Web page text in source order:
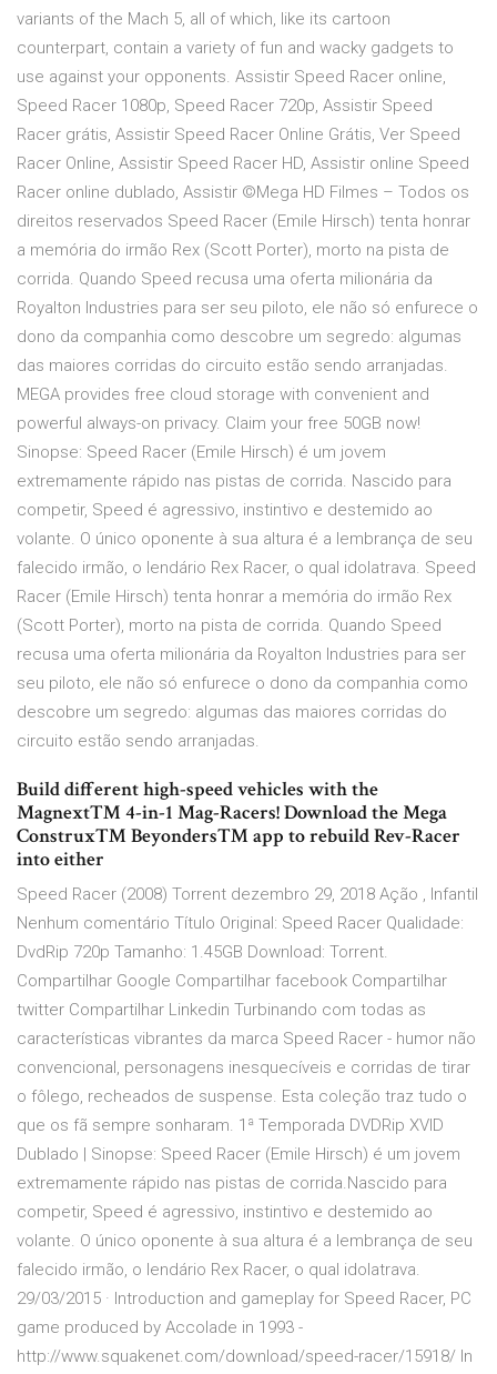
variants of the Mach 5, all of which, like its cartoon
counterpart, contain a variety of fun and wacky gadgets to
use against your opponents. Assistir Speed Racer online,
Speed Racer 1080p, Speed Racer 720p, Assistir Speed
Racer grátis, Assistir Speed Racer Online Grátis, Ver Speed
Racer Online, Assistir Speed Racer HD, Assistir online Speed
Racer online dublado, Assistir ©Mega HD Filmes – Todos os
direitos reservados Speed Racer (Emile Hirsch) tenta honrar
a memória do irmão Rex (Scott Porter), morto na pista de
corrida. Quando Speed recusa uma oferta milionária da
Royalton Industries para ser seu piloto, ele não só enfurece o
dono da companhia como descobre um segredo: algumas
das maiores corridas do circuito estão sendo arranjadas.
MEGA provides free cloud storage with convenient and
powerful always-on privacy. Claim your free 50GB now!
Sinopse: Speed Racer (Emile Hirsch) é um jovem
extremamente rápido nas pistas de corrida. Nascido para
competir, Speed é agressivo, instintivo e destemido ao
volante. O único oponente à sua altura é a lembrança de seu
falecido irmão, o lendário Rex Racer, o qual idolatrava. Speed
Racer (Emile Hirsch) tenta honrar a memória do irmão Rex
(Scott Porter), morto na pista de corrida. Quando Speed
recusa uma oferta milionária da Royalton Industries para ser
seu piloto, ele não só enfurece o dono da companhia como
descobre um segredo: algumas das maiores corridas do
circuito estão sendo arranjadas.
Build different high-speed vehicles with the
Magnext™ 4-in-1 Mag-Racers! Download the Mega
Construx™ Beyonders™ app to rebuild Rev-Racer
into either
Speed Racer (2008) Torrent dezembro 29, 2018 Ação , Infantil
Nenhum comentário Título Original: Speed Racer Qualidade:
DvdRip 720p Tamanho: 1.45GB Download: Torrent.
Compartilhar Google Compartilhar facebook Compartilhar
twitter Compartilhar Linkedin Turbinando com todas as
características vibrantes da marca Speed Racer - humor não
convencional, personagens inesquecíveis e corridas de tirar
o fôlego, recheados de suspense. Esta coleção traz tudo o
que os fã sempre sonharam. 1ª Temporada DVDRip XVID
Dublado | Sinopse: Speed Racer (Emile Hirsch) é um jovem
extremamente rápido nas pistas de corrida.Nascido para
competir, Speed é agressivo, instintivo e destemido ao
volante. O único oponente à sua altura é a lembrança de seu
falecido irmão, o lendário Rex Racer, o qual idolatrava.
29/03/2015 · Introduction and gameplay for Speed Racer, PC
game produced by Accolade in 1993 -
http://www.squakenet.com/download/speed-racer/15918/ In